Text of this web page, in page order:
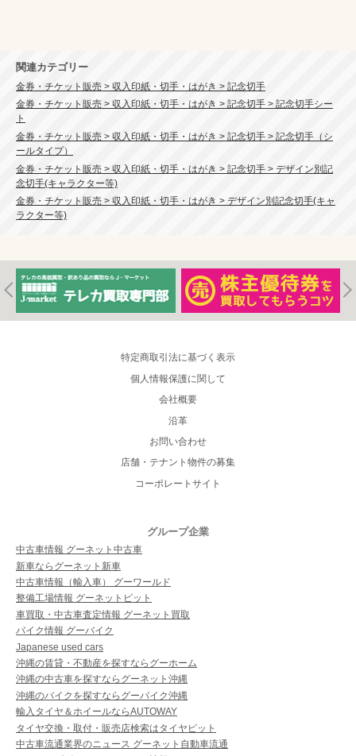
関連カテゴリー
金券・チケット販売 > 収入印紙・切手・はがき > 記念切手
金券・チケット販売 > 収入印紙・切手・はがき > 記念切手 > 記念切手シー
ト
金券・チケット販売 > 収入印紙・切手・はがき > 記念切手 > 記念切手（シ
ールタイプ）
金券・チケット販売 > 収入印紙・切手・はがき > 記念切手 > デザイン別記
念切手(キャラクター等)
金券・チケット販売 > 収入印紙・切手・はがき > デザイン別記念切手(キャ
ラクター等)
特定商取引法に基づく表示
個人情報保護に関して
会社概要
沿革
お問い合わせ
店舗・テナント物件の募集
コーポレートサイト
グループ企業
中古車情報 グーネット中古車
新車ならグーネット新車
中古車情報（輸入車） グーワールド
整備工場情報 グーネットピット
車買取・中古車査定情報 グーネット買取
バイク情報 グーバイク
Japanese used cars
沖縄の賃貸・不動産を探すならグーホーム
沖縄の中古車を探すならグーネット沖縄
沖縄のバイクを探すならグーバイク沖縄
輸入タイヤ＆ホイールならAUTOWAY
タイヤ交換・取付・販売店検索はタイヤピット
中古車流通業界のニュース グーネット自動車流通